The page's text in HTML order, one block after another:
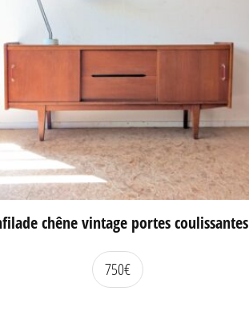
chêne vintage portes coulissantes
750€